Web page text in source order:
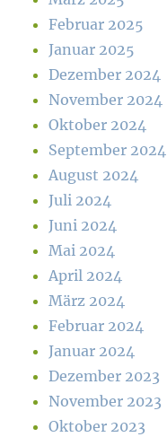
Februar 2025
Januar 2025
Dezember 2024
November 2024
Oktober 2024
September 2024
August 2024
Juli 2024
Juni 2024
Mai 2024
April 2024
März 2024
Februar 2024
Januar 2024
Dezember 2023
November 2023
Oktober 2023